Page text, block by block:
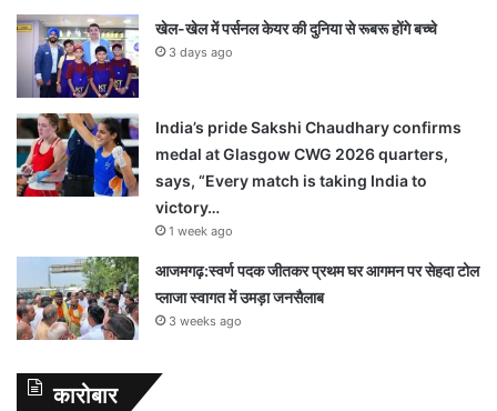
खेल-खेल में पर्सनल केयर की दुनिया से रूबरू होंगे बच्चे
3 days ago
India’s pride Sakshi Chaudhary confirms
medal at Glasgow CWG 2026 quarters,
says, “Every match is taking India to
victory…
1 week ago
आजमगढ़:स्वर्ण पदक जीतकर प्रथम घर आगमन पर सेहदा टोल
प्लाजा स्वागत में उमड़ा जनसैलाब
3 weeks ago
कारोबार